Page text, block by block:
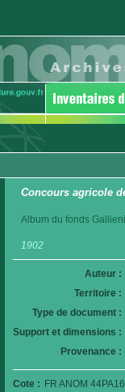
Concours agricole
Album du fonds
1902
Auteur :
Territoire :
Type de document :
Support et dimensions :
Provenance :
Cote : FR ANOM